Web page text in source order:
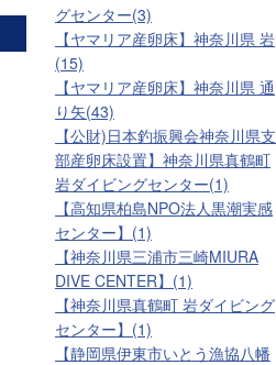
グセンター(3)
【ヤマリア産卵床】神奈川県 岩
(15)
【ヤマリア産卵床】神奈川県 通
り矢(43)
【公財)日本釣振興会神奈川県支
部産卵床設置】神奈川県真鶴町
岩ダイビングセンター(1)
【高知県柏島NPO法人黒潮実感
センター】(1)
【神奈川県三浦市三崎MIURA
DIVE CENTER】(1)
【神奈川県真鶴町 岩ダイビング
センター】(1)
【静岡県伊東市いとう漁協八幡